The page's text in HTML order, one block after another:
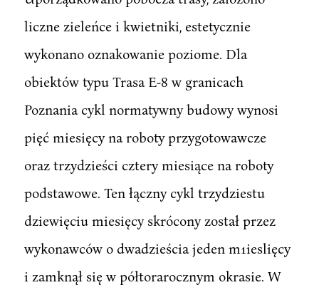
liczne zieleńce i kwietniki, estetycznie
wykonano oznakowanie poziome. Dla
obiektów typu Trasa E-8 w granicach
Poznania cykl normatywny budowy wynosi
pięć miesięcy na roboty przygotowawcze
oraz trzydzieści cztery miesiące na roboty
podstawowe. Ten łączny cykl trzydziestu
dziewięciu miesięcy skrócony został przez
wykonawców o dwadzieścia jeden m1ieslięcy
i zamknął się w półtorarocznym okrasie. W